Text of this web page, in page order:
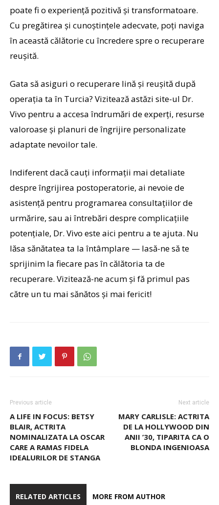
poate fi o experiență pozitivă și transformatoare.
Cu pregătirea și cunoștințele adecvate, poți naviga
în această călătorie cu încredere spre o recuperare
reușită.
Gata să asiguri o recuperare lină și reușită după
operația ta în Turcia? Vizitează astăzi site-ul Dr.
Vivo pentru a accesa îndrumări de experți, resurse
valoroase și planuri de îngrijire personalizate
adaptate nevoilor tale.
Indiferent dacă cauți informații mai detaliate
despre îngrijirea postoperatorie, ai nevoie de
asistență pentru programarea consultațiilor de
urmărire, sau ai întrebări despre complicațiile
potențiale, Dr. Vivo este aici pentru a te ajuta. Nu
lăsa sănătatea ta la întâmplare — lasă-ne să te
sprijinim la fiecare pas în călătoria ta de
recuperare. Vizitează-ne acum și fă primul pas
către un tu mai sănătos și mai fericit!
Previous article
A LIFE IN FOCUS: BETSY
BLAIR, ACTRITA
NOMINALIZATA LA OSCAR
CARE A RAMAS FIDELA
IDEALURILOR DE STANGA
Next article
MARY CARLISLE: ACTRITA
DE LA HOLLYWOOD DIN
ANII ’30, TIPARITA CA O
BLONDA INGENIOASA
RELATED ARTICLES MORE FROM AUTHOR